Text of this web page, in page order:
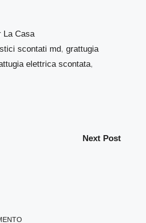
La Casa
scontati md,grattugia
elettrica scontata,
Next Post